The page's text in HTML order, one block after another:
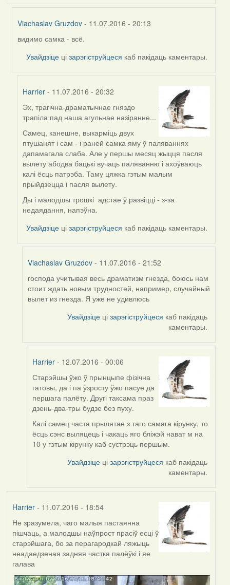
Viachaslav Gruzdov - 11.07.2016 - 20:13
In
reply
by
(госць)
видимо самка - всё.
Увайдзіце цізарэгіструйцеся каб пакідаць каментары.
Harrier - 11.07.2016 - 20:32
In
reply
to
by
Viachaslav
Gruzdov
Эх, трагічна-драматычнае гняздо
трапіла пад наша агульнае назіранне...
Самец, канешне, выкарміць двух
птушанят і сам - і раней самка яму ў паляваннях
дапамагала слаба. Але у першы месяц жыцця пасля
вылету абодва бацькі вучаць паляванню і ахоўваюць
калі ёсць патрэба. Таму цяжка гэтым малым
прыйдзецца і пасля вылету.
Ды і малодшы трошкі адстае ў развіцці - з-за
недаядання, напэўна.
Увайдзіце цізарэгіструйцеся каб пакідаць каментары.
Viachaslav Gruzdov- 11.07.2016 - 21:52
In
reply
to
господа учитывая весь драматизм гнезда, боюсь нам
стоит ждать новым трудностей, например, случайный
вылет из гнезда. Я уже не удивлюсь
Увайдзіце цізарэгіструйцеся каб пакідаць
каментары.
Harrier - 12.07.2016 - 00:06
In
reply
to
by
Viachaslav
Gruzdov
Старэйшы ўжо ў прынцыпе фізічна
гатовы, да і па ўзросту ўжо пасуе да
першага палёту. Другі таксама праз
дзень-два-тры будзе без пуху.
Калі самец часта прылятае з таго самага кірунку, то
ёсць сэнс выляцець і чакаць яго бліжэй нават м на
10 у гэтым кірунку каб сустрэць першым.
Увайдзіце цізарэгіструйцеся каб пакідаць
каментары.
Harrier- 11.07.2016 - 18:54
Не зразумела, чаго малыя пастаянна
пішчаць, а малодшы наўпрост прасіў есці ў
старэйшага, бо за перагародкай ляжыць
неадаедзеная задняя частка палёўкі і яе
галава